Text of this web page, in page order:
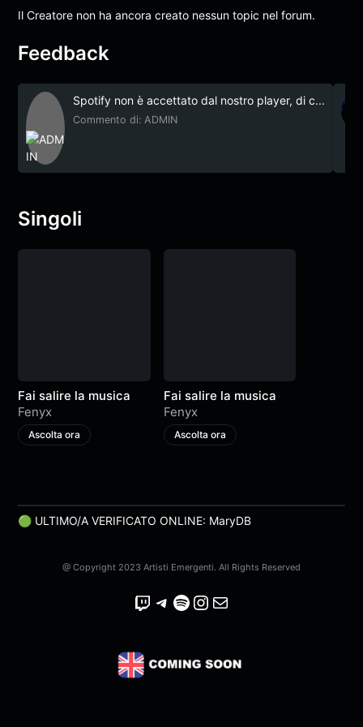
Il Creatore non ha ancora creato nessun topic nel forum.
Feedback
Spotify non è accettato dal nostro player, di c...
Commento di: ADMIN
Singoli
Fai salire la musica
Fenyx
Ascolta ora
Fai salire la musica
Fenyx
Ascolta ora
🟢 ULTIMO/A VERIFICATO ONLINE: MaryDB
@ Copyright 2023 Artisti Emergenti. All Rights Reserved
Twitch Telegram Spotify Instagram Email